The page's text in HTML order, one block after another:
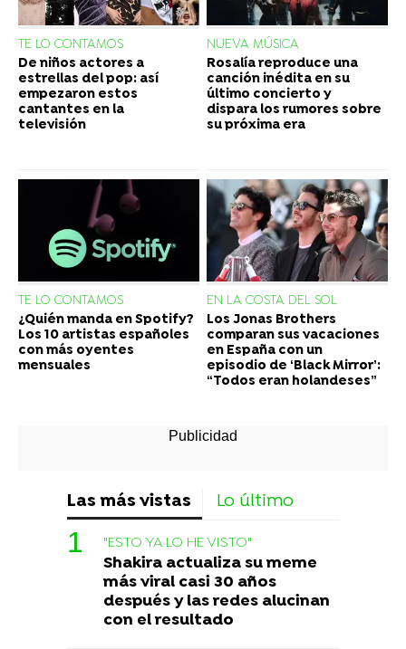
TE LO CONTAMOS
De niños actores a
estrellas del pop: así
empezaron estos
cantantes en la
televisión
NUEVA MÚSICA
Rosalía reproduce una
canción inédita en su
último concierto y
dispara los rumores sobre
su próxima era
TE LO CONTAMOS
¿Quién manda en Spotify?
Los 10 artistas españoles
con más oyentes
mensuales
EN LA COSTA DEL SOL
Los Jonas Brothers
comparan sus vacaciones
en España con un
episodio de ‘Black Mirror’:
“Todos eran holandeses”
Las más vistas Lo último
"ESTO YA LO HE VISTO"
Shakira actualiza su meme
más viral casi 30 años
después y las redes alucinan
con el resultado